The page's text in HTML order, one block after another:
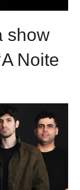
show
Noite